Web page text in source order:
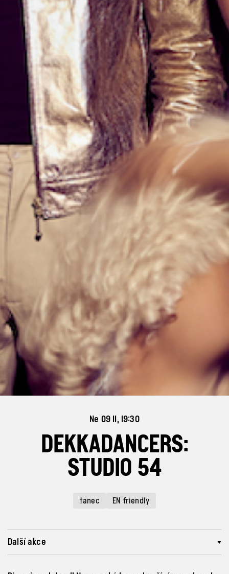
Ne 09 11, 19:30
DEKKADANCERS:
STUDIO 54
tanec EN friendly
Další akce